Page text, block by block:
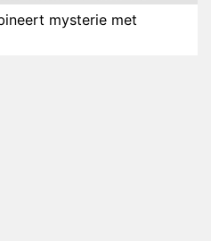
mysterie met